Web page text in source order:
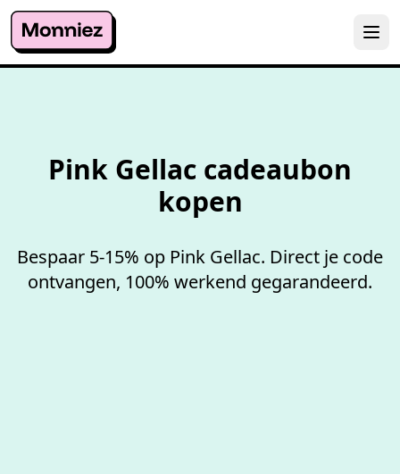
Pink Gellac cadeaubon
kopen
Bespaar 5-15% op Pink Gellac. Direct je code
ontvangen, 100% werkend gegarandeerd.